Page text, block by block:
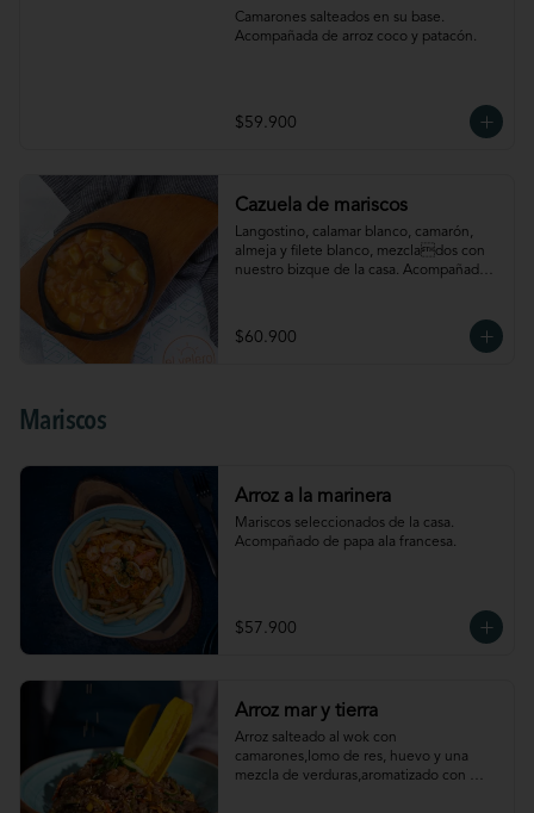
Camarones salteados en su base.
Acompañada de arroz coco y patacón.
$59.900
Cazuela de mariscos
Langostino, calamar blanco, camarón,
almeja y filete blanco, mezclados con
nuestro bizque de la casa. Acompañada
$60.900
Mariscos
Arroz a la marinera
Mariscos seleccionados de la casa.
Acompañado de papa ala francesa.
$57.900
Arroz mar y tierra
Arroz salteado al wok con
camarones,lomo de res, huevo y una
mezcla de verduras,aromatizado con